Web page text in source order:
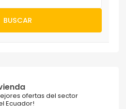
BUSCAR
ofertas del sector
Ecuador!